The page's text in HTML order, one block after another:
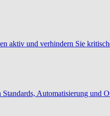
aktiv und verhindern Sie
Automatisierung und